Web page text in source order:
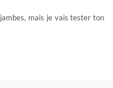
mais je vais tester ton